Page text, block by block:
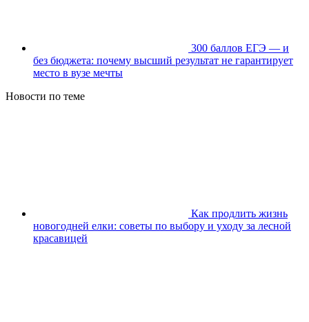
300 баллов ЕГЭ — и
без бюджета: почему высший результат не гарантирует
место в вузе мечты
Новости по теме
Как продлить жизнь
новогодней елки: советы по выбору и уходу за лесной
красавицей